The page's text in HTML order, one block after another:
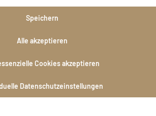
Speichern
Alle akzeptieren
Cookies akzeptieren
Datenschutzeinstellungen